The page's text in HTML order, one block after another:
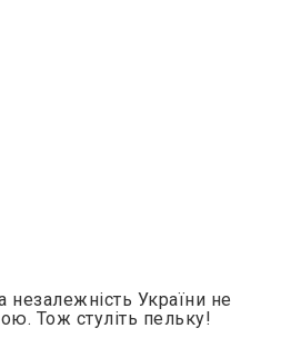
України не
Тож стуліть пельку!